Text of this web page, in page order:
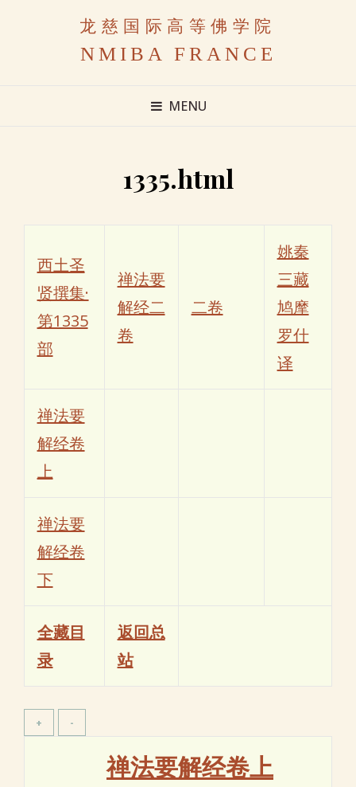
龙慈国际高等佛学院
NMIBA FRANCE
MENU
1335.html
西土圣
贤撰集·
第1335
部
禅法要
解经二
卷
二卷
姚秦
三藏
鸠摩
罗什
译
禅法要
解经卷
上
禅法要
解经卷
下
全藏目
录
返回总
站
禅法要解经卷上